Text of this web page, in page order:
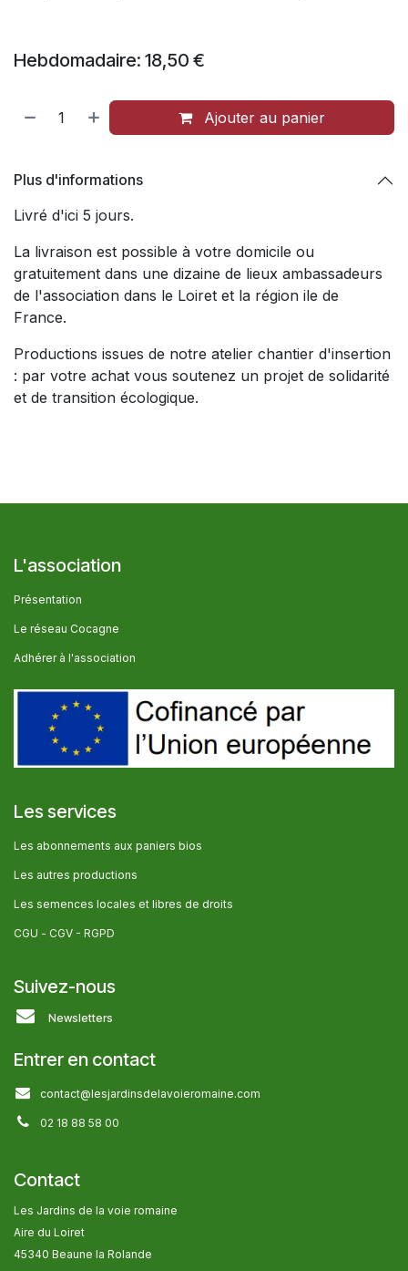
Hebdomadaire: 18,50 €
Ajouter au panier
Plus d'informations
Livré d'ici 5 jours.
La livraison est possible à votre domicile ou
gratuitement dans une dizaine de lieux ambassadeurs
de l'association dans le Loiret et la région ile de
France.
Productions issues de notre atelier chantier d'insertion
: par votre achat vous soutenez un projet de solidarité
et de transition écologique.
L'association
Présentation
Le réseau Cocagne
Adhérer à l'association
Les services
Les abonnem​ents aux paniers bios
Les autres producti​ons
Les semences locales et libres de droits
CGU - CGV - RGPD
Suivez-nous
Newsletters
Entrer en contact
contact@lesjardinsdelavoieromaine.com
02 18 88 58 00
Contact
Les Jardins de la voie romaine
Aire du Loiret
45340 Beaune la Rolande